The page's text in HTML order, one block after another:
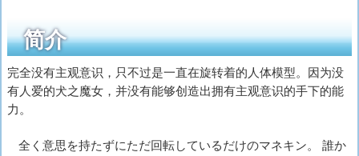
简介
完全没有主观意识，只不过是一直在旋转着的人体模型。因为没
有人爱的犬之魔女，并没有能够创造出拥有主观意识的手下的能
力。
全く意思を持たずにただ回転しているだけのマネキン。 誰か